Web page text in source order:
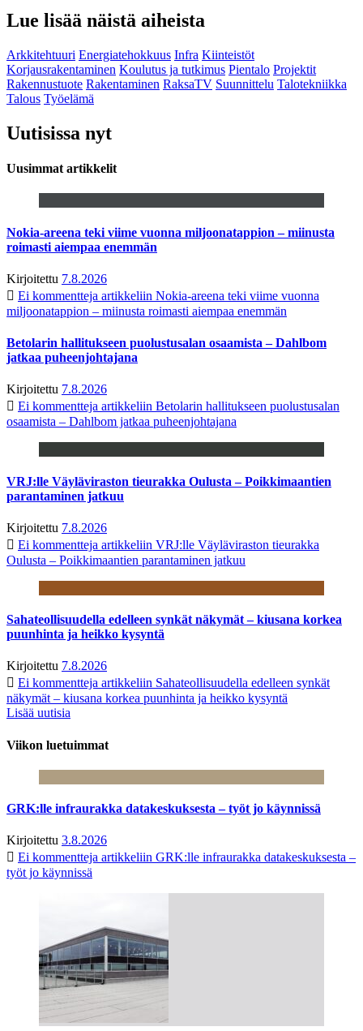
Lue lisää näistä aiheista
Arkkitehtuuri Energiatehokkuus Infra Kiinteistöt
Korjausrakentaminen Koulutus ja tutkimus Pientalo Projektit
Rakennustuote Rakentaminen RaksaTV Suunnittelu Talotekniikka
Talous Työelämä
Uutisissa nyt
Uusimmat artikkelit
Nokia-areena teki viime vuonna miljoonatappion – miinusta
roimasti aiempaa enemmän
Kirjoitettu 7.8.2026
Ei kommentteja artikkeliin Nokia-areena teki viime vuonna
miljoonatappion – miinusta roimasti aiempaa enemmän
Betolarin hallitukseen puolustusalan osaamista – Dahlbom
jatkaa puheenjohtajana
Kirjoitettu 7.8.2026
Ei kommentteja artikkeliin Betolarin hallitukseen puolustusalan
osaamista – Dahlbom jatkaa puheenjohtajana
VRJ:lle Väyläviraston tieurakka Oulusta – Poikkimaantien
parantaminen jatkuu
Kirjoitettu 7.8.2026
Ei kommentteja artikkeliin VRJ:lle Väyläviraston tieurakka
Oulusta – Poikkimaantien parantaminen jatkuu
Sahateollisuudella edelleen synkät näkymät – kiusana korkea
puunhinta ja heikko kysyntä
Kirjoitettu 7.8.2026
Ei kommentteja artikkeliin Sahateollisuudella edelleen synkät
näkymät – kiusana korkea puunhinta ja heikko kysyntä
Lisää uutisia
Viikon luetuimmat
GRK:lle infraurakka datakeskuksesta – työt jo käynnissä
Kirjoitettu 3.8.2026
Ei kommentteja artikkeliin GRK:lle infraurakka datakeskuksesta –
työt jo käynnissä